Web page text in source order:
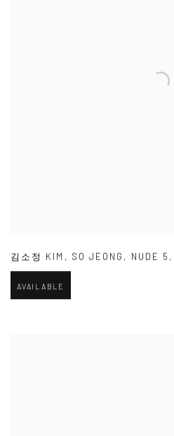
김소정 KIM , SO JEONG , NUDE 5 ,
AVAILABLE